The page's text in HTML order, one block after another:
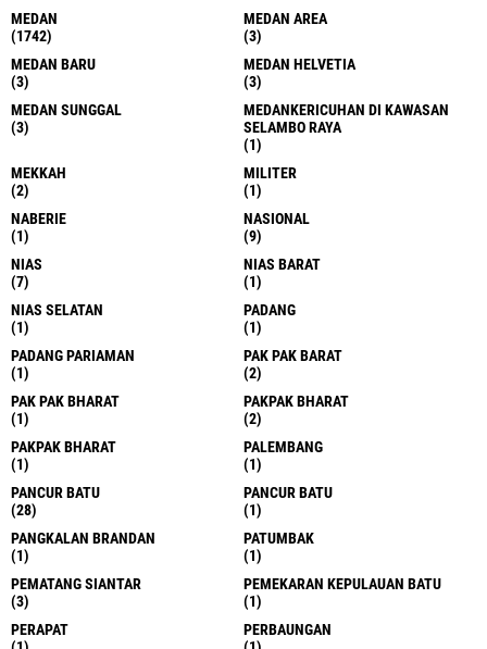
MEDAN
(1742)
MEDAN AREA
(3)
MEDAN BARU
(3)
MEDAN HELVETIA
(3)
MEDAN SUNGGAL
(3)
MEDANKERICUHAN DI KAWASAN
SELAMBO RAYA
(1)
MEKKAH
(2)
MILITER
(1)
NABERIE
(1)
NASIONAL
(9)
NIAS
(7)
NIAS BARAT
(1)
NIAS SELATAN
(1)
PADANG
(1)
PADANG PARIAMAN
(1)
PAK PAK BARAT
(2)
PAK PAK BHARAT
(1)
PAKPAK BHARAT
(2)
PAKPAK BHARAT
(1)
PALEMBANG
(1)
PANCUR BATU
(28)
PANCUR BATU
(1)
PANGKALAN BRANDAN
(1)
PATUMBAK
(1)
PEMATANG SIANTAR
(3)
PEMEKARAN KEPULAUAN BATU
(1)
PERAPAT
PERBAUNGAN